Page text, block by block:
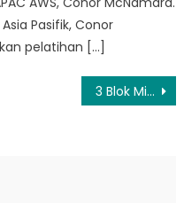
Pasifik, Conor
pelatihan […]
3 Blok Migas Miliki Pengelola Baru, Negara Kantongi Rp 208 Miliar